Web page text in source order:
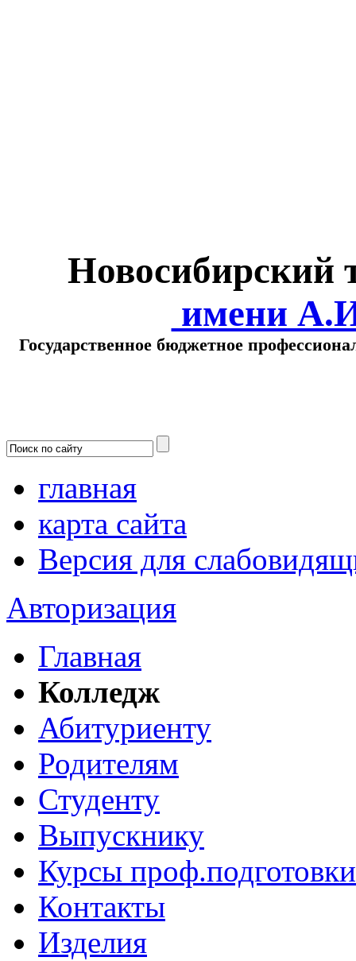
Новосибирский
имени
Государственное бюджетное
главная
карта сайта
Версия для
Авторизация
Главная
Колледж
Абитуриенту
Родителям
Студенту
Выпускнику
Курсы проф.подготовки
Контакты
Изделия